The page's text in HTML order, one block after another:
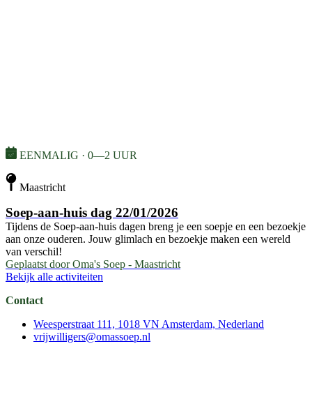
EENMALIG · 0—2 UUR
Maastricht
Soep-aan-huis dag 22/01/2026
Tijdens de Soep-aan-huis dagen breng je een soepje en een bezoekje
aan onze ouderen. Jouw glimlach en bezoekje maken een wereld
van verschil!
Geplaatst door Oma's Soep - Maastricht
Bekijk alle activiteiten
Contact
Weesperstraat 111, 1018 VN Amsterdam, Nederland
vrijwilligers@omassoep.nl